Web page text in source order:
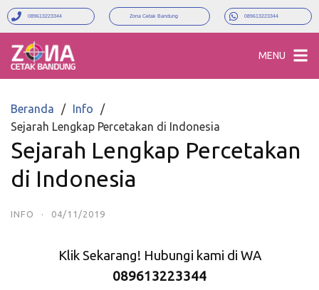
089613223344 Zona Cetak Bandung 089613223344
MENU
Beranda
Info
Sejarah Lengkap Percetakan di Indonesia
Sejarah Lengkap Percetakan
di Indonesia
INFO · 04/11/2019
Klik Sekarang! Hubungi kami di WA
089613223344